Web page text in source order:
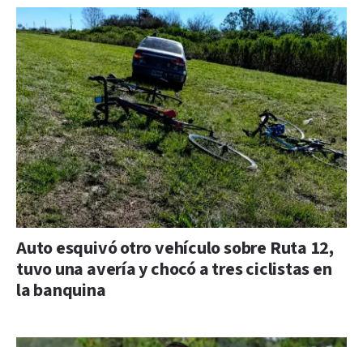
Auto esquivó otro vehículo sobre Ruta 12,
tuvo una avería y chocó a tres ciclistas en
la banquina